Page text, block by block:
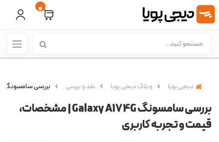
0
دیجی پویا وبلاگ دیجی پویا نقد و بررسی بررسی سامسونگ Galaxy A17 4G | مشخصات، قیمت و تجربه کاربری
بررسی سامسونگ Galaxy A17 4G | مشخصات،
قیمت و تجربه کاربری